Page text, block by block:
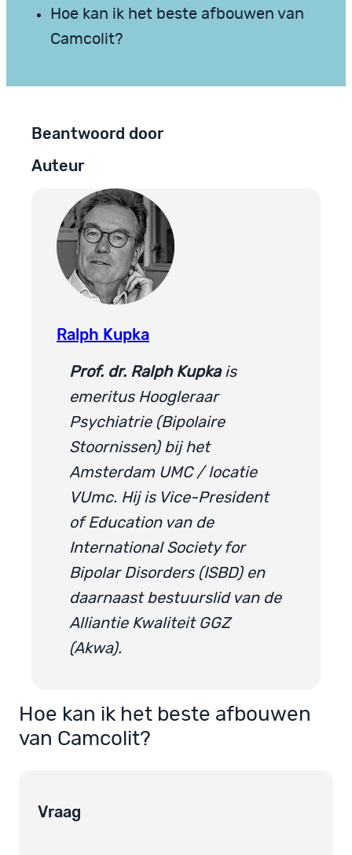
Hoe kan ik het beste afbouwen van
Camcolit?
Beantwoord door
Auteur
Ralph Kupka
Prof. dr. Ralph Kupkais
emeritus Hoogleraar
Psychiatrie (Bipolaire
Stoornissen) bij het
Amsterdam UMC / locatie
VUmc. Hij is Vice-President
of Education van de
International Society for
Bipolar Disorders (ISBD) en
daarnaast bestuurslid van de
Alliantie Kwaliteit GGZ
(Akwa).
Hoe kan ik het beste afbouwen
van Camcolit?
Vraag